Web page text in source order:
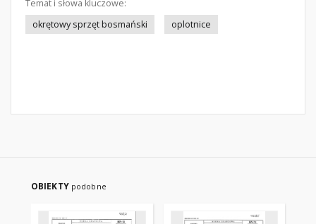
Temat i słowa kluczowe:
okrętowy sprzęt bosmański
oplotnice
OBIEKTY podobne